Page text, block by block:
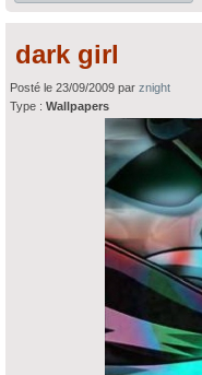
dark girl
Posté le 23/09/2009 parznight
Type :Wallpapers